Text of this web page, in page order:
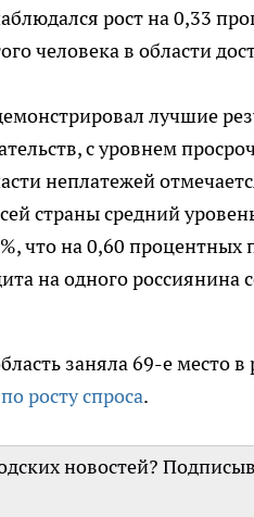
рост на 0,33
человека в области
лучшие
с уровнем
неплатежей
страны средний
что на 0,60
на одного россиянина
заняла 69-е место в
по росту спроса.
новостей?